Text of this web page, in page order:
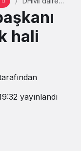
Acar’ın
tutukluluk hali
devam
edecek
hali
yayınlandı